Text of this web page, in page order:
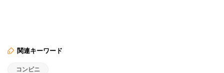
関連キーワード
コンビニ